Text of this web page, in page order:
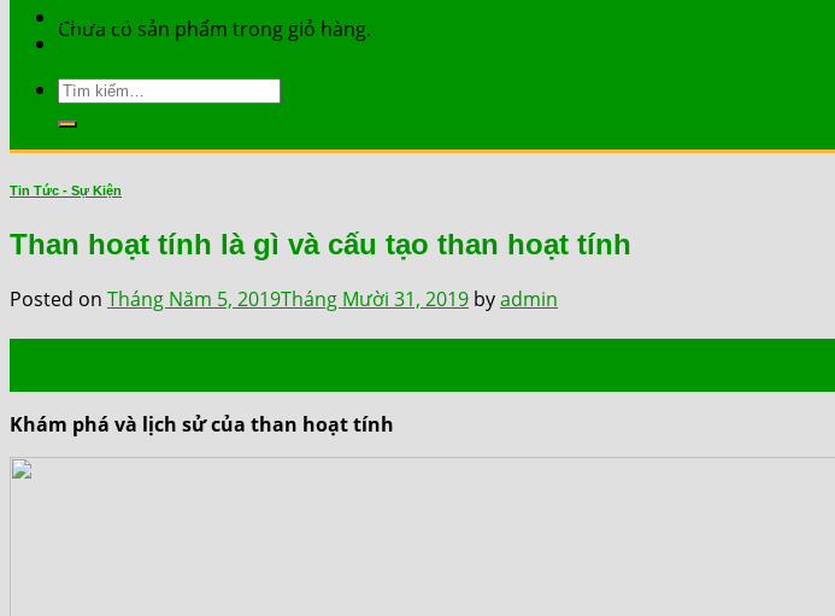
Chưa có sản phẩm trong giỏ hàng.
Tài Liệu
Liên Hệ
Tìm
kiếm:
Tin Tức - Sự Kiện
Than hoạt tính là gì và cấu tạo than hoạt tính
Posted on Tháng Năm 5, 2019Tháng Mười 31, 2019 byadmin
Khám phá và lịch sử của than hoạt tính